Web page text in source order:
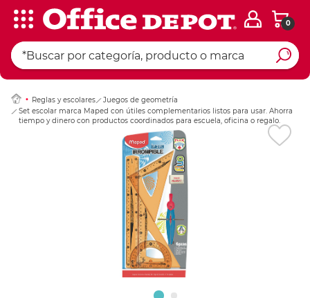
0
Reglas y escolares
Juegos de geometría
Set escolar marca Maped con útiles complementarios listos para usar. Ahorra
tiempo y dinero con productos coordinados para escuela, oficina o regalo.
Ingresar Codigo